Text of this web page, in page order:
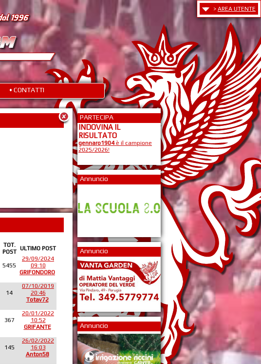
> AREA UTENTE
• CONTATTI
TOT.
POST ULTIMO POST
5455
29/09/2024
09:10
GRIFONDORO
14
07/10/2019
20:46
Totav72
367
20/01/2022
10:52
GRIFANTE
145
26/02/2022
16:03
Anton58
PARTECIPA
INDOVINA IL
RISULTATO
gennaro1904è il campione
2025/2026!
Annuncio
Annuncio
Annuncio